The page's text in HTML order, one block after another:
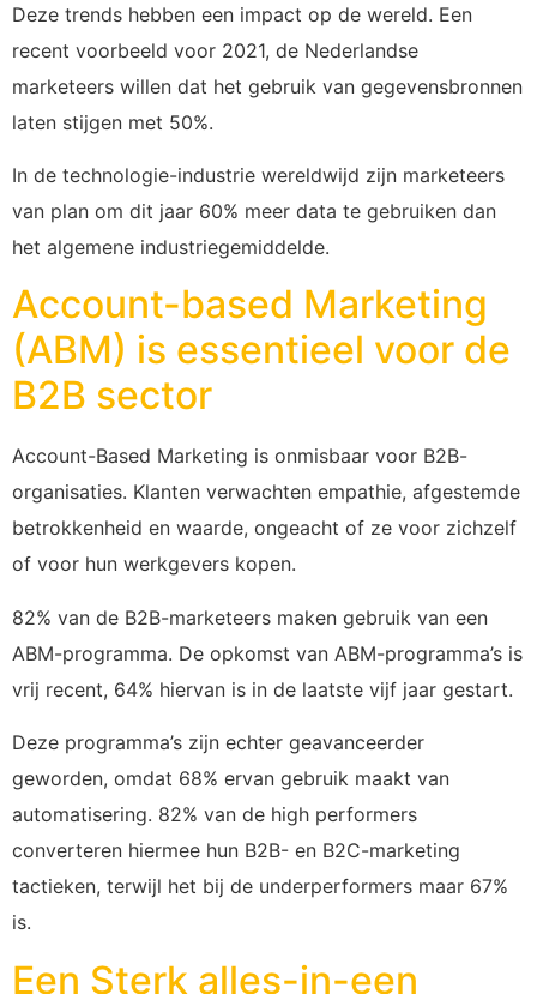
Deze trends hebben een impact op de wereld. Een
recent voorbeeld voor 2021, de Nederlandse
marketeers willen dat het gebruik van gegevensbronnen
laten stijgen met 50%.
In de technologie-industrie wereldwijd zijn marketeers
van plan om dit jaar 60% meer data te gebruiken dan
het algemene industriegemiddelde.
Account-based Marketing
(ABM) is essentieel voor de
B2B sector
Account-Based Marketing is onmisbaar voor B2B-
organisaties. Klanten verwachten empathie, afgestemde
betrokkenheid en waarde, ongeacht of ze voor zichzelf
of voor hun werkgevers kopen.
82% van de B2B-marketeers maken gebruik van een
ABM-programma. De opkomst van ABM-programma’s is
vrij recent, 64% hiervan is in de laatste vijf jaar gestart.
Deze programma’s zijn echter geavanceerder
geworden, omdat 68% ervan gebruik maakt van
automatisering. 82% van de high performers
converteren hiermee hun B2B- en B2C-marketing
tactieken, terwijl het bij de underperformers maar 67%
is.
Een Sterk alles-in-een